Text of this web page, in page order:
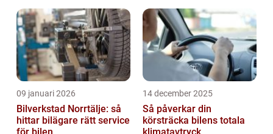
09 januari 2026
Bilverkstad Norrtälje: så
hittar bilägare rätt service
14 december 2025
Så påverkar din
körsträcka bilens totala